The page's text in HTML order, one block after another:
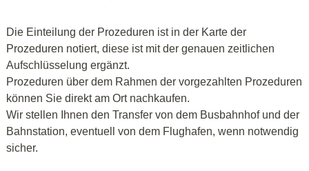
Die Einteilung der Prozeduren ist in der Karte der
Prozeduren notiert, diese ist mit der genauen zeitlichen
Aufschlüsselung ergänzt.
Prozeduren über dem Rahmen der vorgezahlten Prozeduren
können Sie direkt am Ort nachkaufen.
Wir stellen Ihnen den Transfer von dem Busbahnhof und der
Bahnstation, eventuell von dem Flughafen, wenn notwendig
sicher.